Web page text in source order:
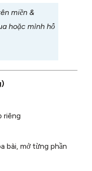
miền &
hoặc mình hỗ
riêng
bài, mở từng phần